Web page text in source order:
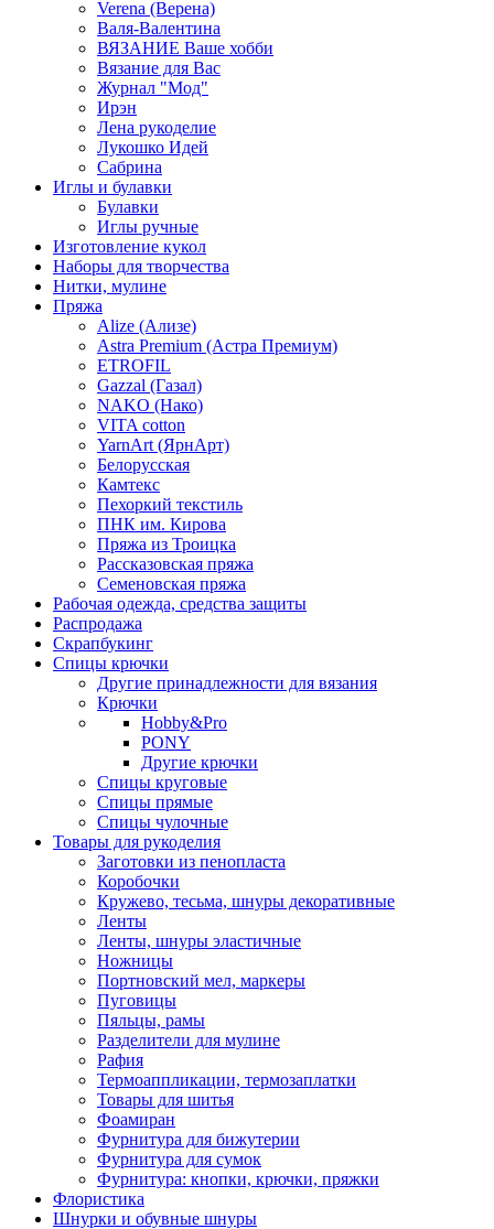
Verena (Верена)
Валя-Валентина
ВЯЗАНИЕ Ваше хобби
Вязание для Вас
Журнал "Мод"
Ирэн
Лена рукоделие
Лукошко Идей
Сабрина
Иглы и булавки
Булавки
Иглы ручные
Изготовление кукол
Наборы для творчества
Нитки, мулине
Пряжа
Alize (Ализе)
Astra Premium (Астра Премиум)
ETROFIL
Gazzal (Газал)
NAKO (Нако)
VITA cotton
YarnArt (ЯрнАрт)
Белорусская
Камтекс
Пехоркий текстиль
ПНК им. Кирова
Пряжа из Троицка
Рассказовская пряжа
Семеновская пряжа
Рабочая одежда, средства защиты
Распродажа
Скрапбукинг
Спицы крючки
Другие принадлежности для вязания
Крючки
Hobby&Pro
PONY
Другие крючки
Спицы круговые
Спицы прямые
Спицы чулочные
Товары для рукоделия
Заготовки из пенопласта
Коробочки
Кружево, тесьма, шнуры декоративные
Ленты
Ленты, шнуры эластичные
Ножницы
Портновский мел, маркеры
Пуговицы
Пяльцы, рамы
Разделители для мулине
Рафия
Термоаппликации, термозаплатки
Товары для шитья
Фоамиран
Фурнитура для бижутерии
Фурнитура для сумок
Фурнитура: кнопки, крючки, пряжки
Флористика
Шнурки и обувные шнуры